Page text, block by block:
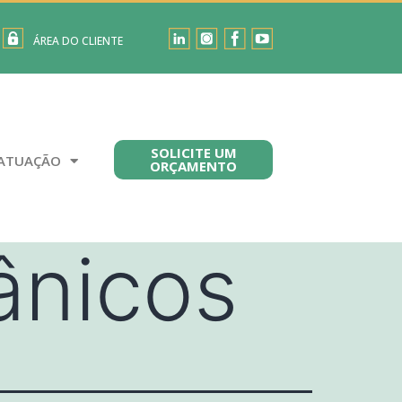
ÁREA DO CLIENTE
SOLICITE UM
ORÇAMENTO